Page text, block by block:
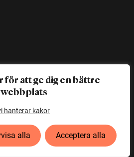
för att ge dig en bättre
webbplats
hanterar kakor
alla Acceptera alla